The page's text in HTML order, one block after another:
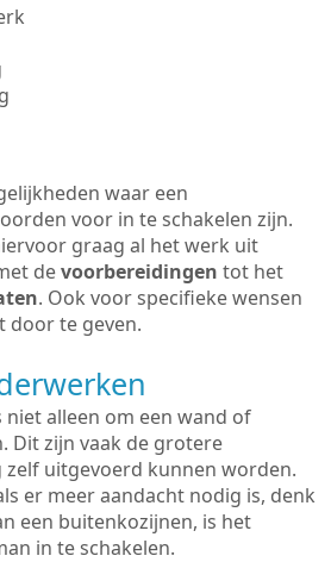
waar een
voor in te schakelen zijn.
graag al het werk uit
devoorbereidingen tot het
. Ook voor specifieke wensen
door te geven.
niet alleen om een wand of
Dit zijn vaak de grotere
uitgevoerd kunnen worden.
er meer aandacht nodig is, denk
een buitenkozijnen, is het
in te schakelen.